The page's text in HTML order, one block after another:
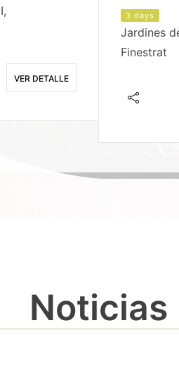
VER DETALLE
3 days
Jardines
Finestrat
Noticias